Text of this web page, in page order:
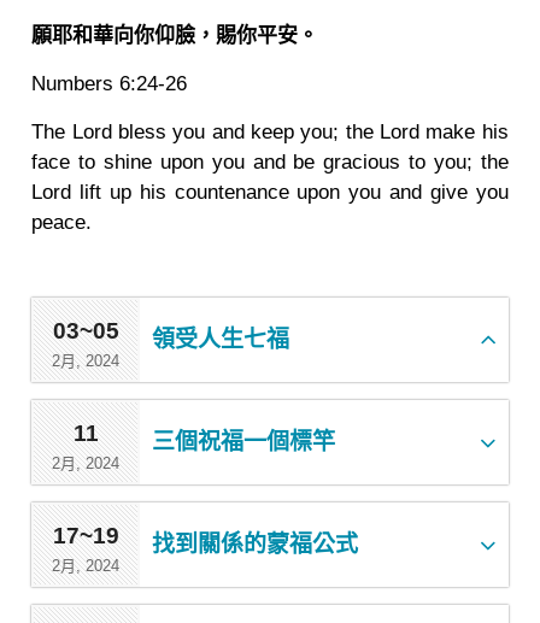
願耶和華向你仰臉，賜你平安。
Numbers 6:24-26
The Lord bless you and keep you; the Lord make his
face to shine upon you and be gracious to you; the
Lord lift up his countenance upon you and give you
peace.
03~05
2月, 2024
領受人生七福
11
2月, 2024
三個祝福一個標竿
17~19
2月, 2024
找到關係的蒙福公式